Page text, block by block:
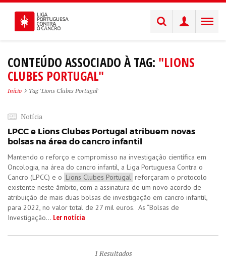
CONTEÚDO ASSOCIADO À TAG: "LIONS
CLUBES PORTUGAL"
Início Tag 'Lions Clubes Portugal'
Notícia
LPCC e Lions Clubes Portugal atribuem novas
bolsas na área do cancro infantil
Mantendo o reforço e compromisso na investigação científica em
Oncologia, na área do cancro infantil, a Liga Portuguesa Contra o
Cancro (LPCC) e o Lions Clubes Portugal reforçaram o protocolo
existente neste âmbito, com a assinatura de um novo acordo de
atribuição de mais duas bolsas de investigação em cancro infantil,
para 2022, no valor total de 27 mil euros. As “Bolsas de
Investigação... Ler notícia
1 Resultados